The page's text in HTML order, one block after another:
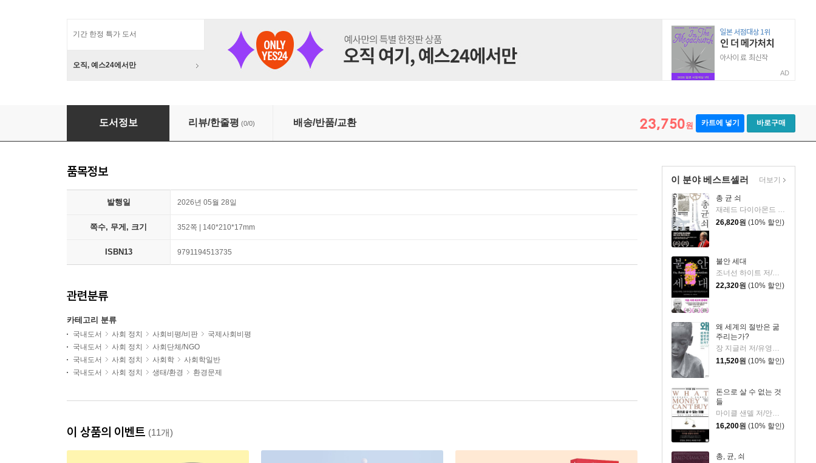
기간 한정 특가 도서
오직, 예스24에서만
AD
방사능과 혁명
도서정보 리뷰/한줄평 (0/0) 배송/반품/교환 23,750원 카트에 넣기 바로구매
이 분야 베스트셀러
총 균 쇠
재레드 다이아몬드 저/강주헌 역
26,820원 (10% 할인)
불안 세대
조너선 하이트 저/이충호 역
22,320원 (10% 할인)
왜 세계의 절반은 굶
주리는가?
장 지글러 저/유영미 역
11,520원 (10% 할인)
돈으로 살 수 없는 것
들
16,200원 (10% 할인)
총, 균, 쇠
더보기
품목정보
발행일 2026년 05월 28일
쪽수, 무게, 크기 352쪽 | 140*210*17mm
ISBN13 9791194513735
관련분류
카테고리 분류
국내도서 사회 정치 사회비평/비판
국제사회비평
국내도서
사회 정치
사회단체/NGO
국내도서
사회 정치 사회학
사회학일반
국내도서
사회 정치 생태/환경 환경문제
이 상품의 이벤트 (11개)